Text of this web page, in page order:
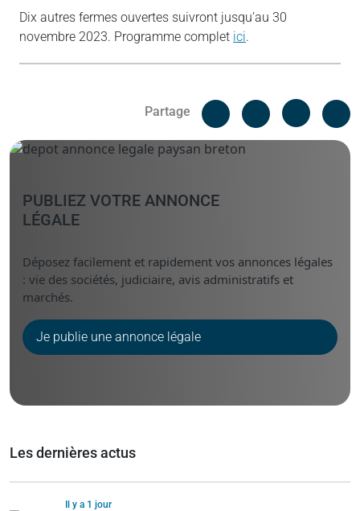
Dix autres fermes ouvertes suivront jusqu’au 30
novembre 2023. Programme complet ici.
Partage
Facebook
Linked
PUBLIEZ VOTRE ANNONCE
LÉGALE
Déposez facilement et rapidement vos annonces légales
: vie des sociétés, judiciaire, avis administratifs et
marchés.
Je publie une annonce légale
Les dernières actus
Il y a 1 jour